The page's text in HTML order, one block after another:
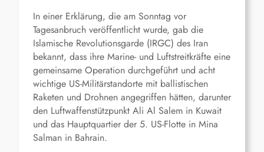
In einer Erklärung, die am Sonntag vor
Tagesanbruch veröffentlicht wurde, gab die
Islamische Revolutionsgarde (IRGC) des Iran
bekannt, dass ihre Marine- und Luftstreitkräfte eine
gemeinsame Operation durchgeführt und acht
wichtige US-Militärstandorte mit ballistischen
Raketen und Drohnen angegriffen hätten, darunter
den Luftwaffenstützpunkt Ali Al Salem in Kuwait
und das Hauptquartier der 5. US-Flotte in Mina
Salman in Bahrain.